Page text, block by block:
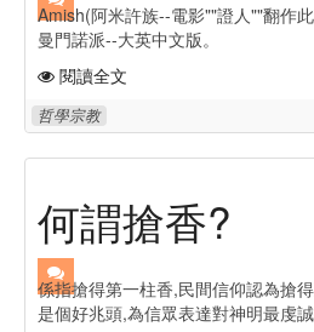
Amish(阿米許族--電影""證人""翻作
曼門諾派--大英中文版。
閱讀全文
哲學宗教
何謂搶香?
係指搶得第一柱香,民間信仰認為搶
是個好兆頭,為信眾表達對神明最虔誠